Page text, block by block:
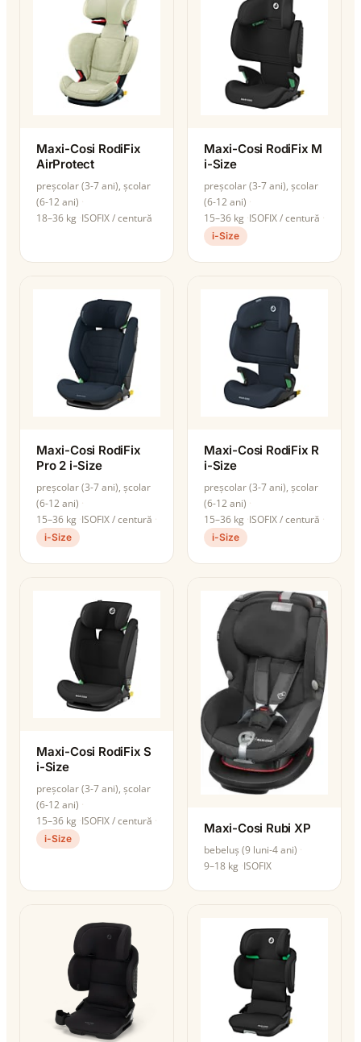
Maxi-Cosi RodiFix
AirProtect
preșcolar (3-7 ani), școlar
(6-12 ani)
18–36 kg ISOFIX / centură
Maxi-Cosi RodiFix M
i-Size
preșcolar (3-7 ani), școlar
(6-12 ani)
15–36 kg ISOFIX / centură
i-Size
Maxi-Cosi RodiFix
Pro 2 i-Size
preșcolar (3-7 ani), școlar
(6-12 ani)
15–36 kg ISOFIX / centură
i-Size
Maxi-Cosi RodiFix R
i-Size
preșcolar (3-7 ani), școlar
(6-12 ani)
15–36 kg ISOFIX / centură
i-Size
Maxi-Cosi RodiFix S
i-Size
preșcolar (3-7 ani), școlar
(6-12 ani)
15–36 kg ISOFIX / centură
i-Size
Maxi-Cosi Rubi XP
bebeluș (9 luni-4 ani)
9–18 kg ISOFIX